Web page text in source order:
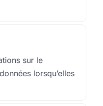
sur le
lorsqu’elles